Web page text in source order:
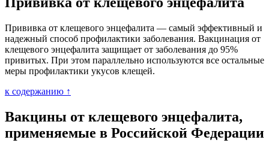
Прививка от клещевого энцефалита — самый эффективный и
надежный способ профилактики заболевания. Вакцинация от
клещевого энцефалита защищает от заболевания до 95%
привитых. При этом параллельно используются все остальные
меры профилактики укусов клещей.
к содержанию ↑
Вакцины от клещевого энцефалита,
применяемые в Российской Федерации